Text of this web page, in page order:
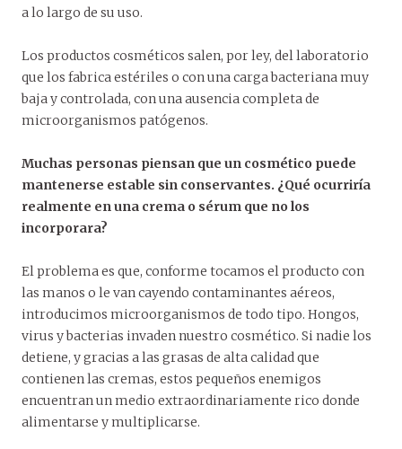
a lo largo de su uso.
Los productos cosméticos salen, por ley, del laboratorio
que los fabrica estériles o con una carga bacteriana muy
baja y controlada, con una ausencia completa de
microorganismos patógenos.
Muchas personas piensan que un cosmético puede
mantenerse estable sin conservantes. ¿Qué ocurriría
realmente en una crema o sérum que no los
incorporara?
El problema es que, conforme tocamos el producto con
las manos o le van cayendo contaminantes aéreos,
introducimos microorganismos de todo tipo. Hongos,
virus y bacterias invaden nuestro cosmético. Si nadie los
detiene, y gracias a las grasas de alta calidad que
contienen las cremas, estos pequeños enemigos
encuentran un medio extraordinariamente rico donde
alimentarse y multiplicarse.